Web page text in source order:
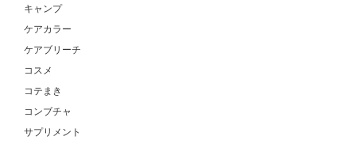
キャンプ
ケアカラー
ケアブリーチ
コスメ
コテまき
コンブチャ
サプリメント